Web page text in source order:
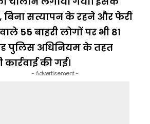
बिना सत्यापन के रहने और फेरी
55 बाहरी लोगों पर भी 81
पुलिस अधिनियम के तहत
कार्रवाई की गई।
- Advertisement -